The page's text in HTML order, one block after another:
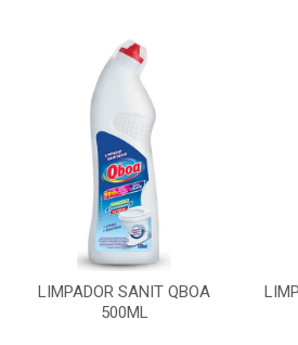
LIMPADOR SANIT QBOA
500ML